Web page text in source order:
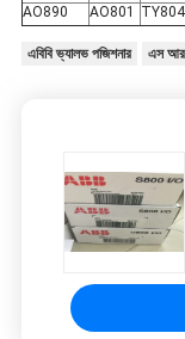
AO890
AO801
এবিবি ভ্যালভ পজিশনার এস আর